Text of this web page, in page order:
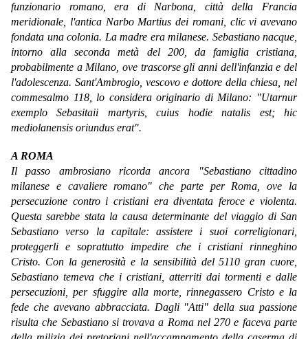
funzionario romano, era di Narbona, città della Francia
meridionale, l'antica Narbo Martius dei romani, clic vi avevano
fondata una colonia. La madre era milanese. Sebastiano nacque,
intorno alla seconda metà del 200, da famiglia cristiana,
probabilmente a Milano, ove trascorse gli anni dell'infanzia e del
l'adolescenza. Sant'Ambrogio, vescovo e dottore della chiesa, nel
commesalmo 118, lo considera originario di Milano: "Utarnur
exemplo Sebasitaii martyris, cuius hodie natalis est; hic
mediolanensis oriundus erat".
A ROMA
Il passo ambrosiano ricorda ancora "Sebastiano cittadino
milanese e cavaliere romano" che parte per Roma, ove la
persecuzione contro i cristiani era diventata feroce e violenta.
Questa sarebbe stata la causa determinante del viaggio di San
Sebastiano verso la capitale: assistere i suoi correligionari,
proteggerli e soprattutto impedire che i cristiani rinneghino
Cristo. Con la generosità e la sensibilità del 5110 gran cuore,
Sebastiano temeva che i cristiani, atterriti dai tormenti e dalle
persecuzioni, per sfuggire alla morte, rinnegassero Cristo e la
fede che avevano abbracciata. Dagli "Atti" della sua passione
risulta che Sebastiano si trovava a Roma nel 270 e faceva parte